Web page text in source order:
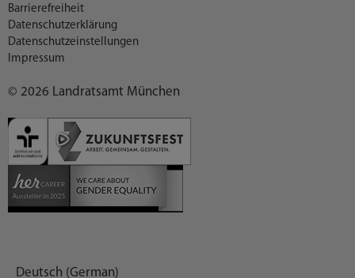
© 2026 Landratsamt München
Barrierefreiheit
Datenschutzerklärung
Datenschutzeinstellungen
Impressum
Deutsch (German)